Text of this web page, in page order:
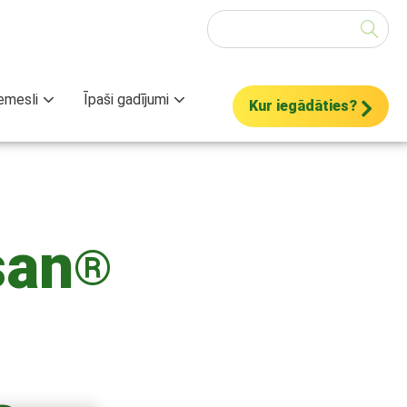
Meklēt
Īpaši gadījumi Kur iegādāties?
®